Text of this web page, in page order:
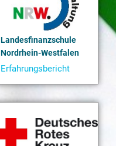
Landesfinanzschule
Nordrhein-Westfalen
Erfahrungsbericht